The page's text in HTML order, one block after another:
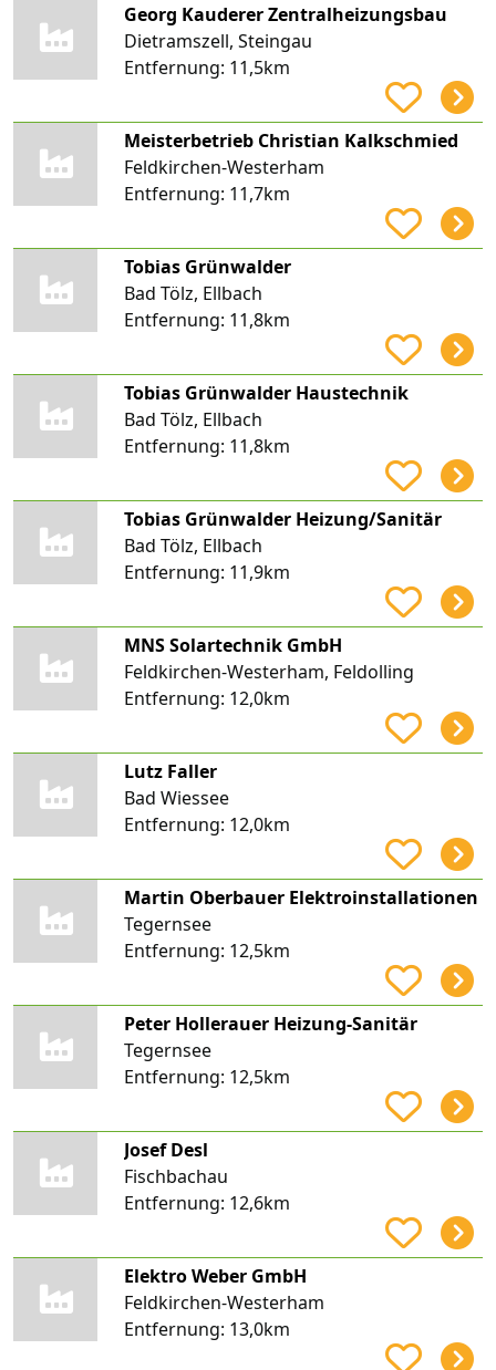
Georg Kauderer Zentralheizungsbau
Dietramszell, Steingau
Entfernung: 11,5km
Meisterbetrieb Christian Kalkschmied
Feldkirchen-Westerham
Entfernung: 11,7km
Tobias Grünwalder
Bad Tölz, Ellbach
Entfernung: 11,8km
Tobias Grünwalder Haustechnik
Bad Tölz, Ellbach
Entfernung: 11,8km
Tobias Grünwalder Heizung/Sanitär
Bad Tölz, Ellbach
Entfernung: 11,9km
MNS Solartechnik GmbH
Feldkirchen-Westerham, Feldolling
Entfernung: 12,0km
Lutz Faller
Bad Wiessee
Entfernung: 12,0km
Martin Oberbauer Elektroinstallationen
Tegernsee
Entfernung: 12,5km
Peter Hollerauer Heizung-Sanitär
Tegernsee
Entfernung: 12,5km
Josef Desl
Fischbachau
Entfernung: 12,6km
Elektro Weber GmbH
Feldkirchen-Westerham
Entfernung: 13,0km